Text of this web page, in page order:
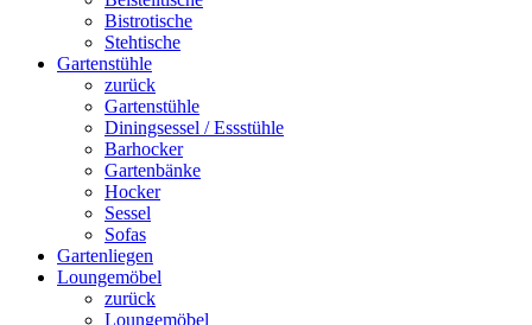
Bistrotische
Stehtische
Gartenstühle
zurück
Gartenstühle
Diningsessel / Essstühle
Barhocker
Gartenbänke
Hocker
Sessel
Sofas
Gartenliegen
Loungemöbel
zurück
Loungemöbel